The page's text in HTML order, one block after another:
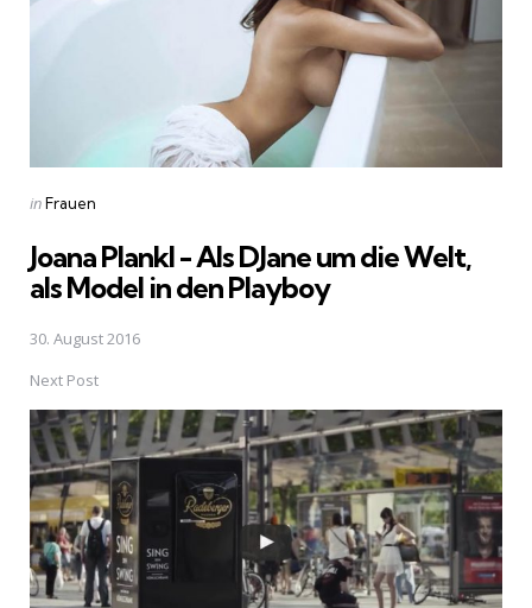
Posted
inFrauen
Joana Plankl - Als DJane um die Welt,
als Model in den Playboy
30. August 2016
Next Post